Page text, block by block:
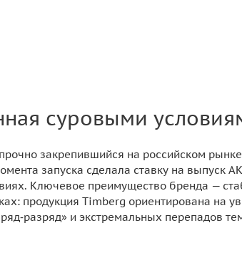
суровыми
закрепившийся на российском
запуска сделала ставку на выпуск
Ключевое преимущество бренда —
продукция Timberg ориентирована на
и экстремальных перепадов